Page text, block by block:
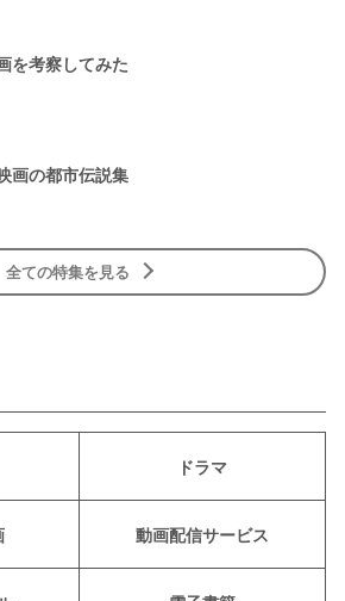
を考察してみた
画の都市伝説集
全ての特集を見る
ドラマ
動画配信サービス